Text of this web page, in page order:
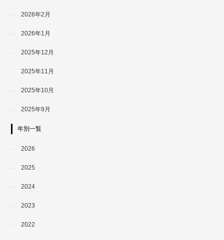
2026年2月
2026年1月
2025年12月
2025年11月
2025年10月
2025年9月
年別一覧
2026
2025
2024
2023
2022